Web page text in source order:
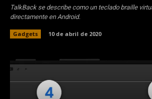
TalkBack se describe como un teclado braille
directamente en Android.
Gadgets 10 de abril de 2020